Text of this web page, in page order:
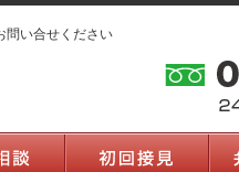
問い合せください